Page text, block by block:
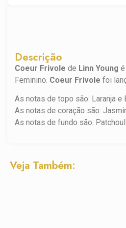
Descrição
Coeur Frivole de Linn Young
Feminino. Coeur Frivole foi
As notas de topo são: Laranja e
As notas de coração são:
As notas de fundo são:
Veja Também: